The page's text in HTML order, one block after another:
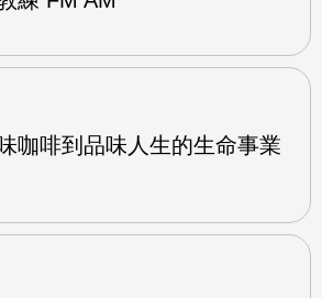
咖啡到品味人生的生命事業